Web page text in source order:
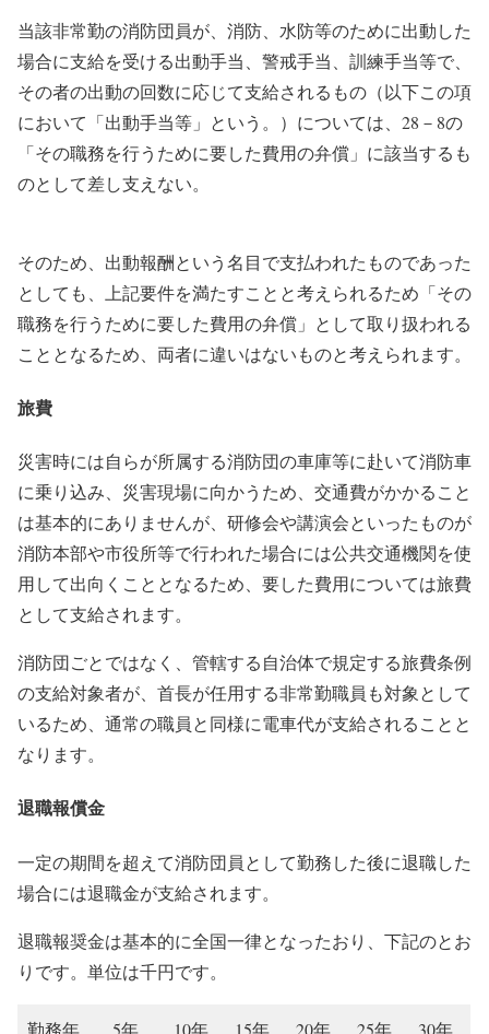
当該非常勤の消防団員が、消防、水防等のために出動した
場合に支給を受ける出動手当、警戒手当、訓練手当等で、
その者の出動の回数に応じて支給されるもの（以下この項
において「出動手当等」という。）については、28－8の
「その職務を行うために要した費用の弁償」に該当するも
のとして差し支えない。
そのため、出動報酬という名目で支払われたものであった
としても、上記要件を満たすことと考えられるため「その
職務を行うために要した費用の弁償」として取り扱われる
こととなるため、両者に違いはないものと考えられます。
旅費
災害時には自らが所属する消防団の車庫等に赴いて消防車
に乗り込み、災害現場に向かうため、交通費がかかること
は基本的にありませんが、研修会や講演会といったものが
消防本部や市役所等で行われた場合には公共交通機関を使
用して出向くこととなるため、要した費用については旅費
として支給されます。
消防団ごとではなく、管轄する自治体で規定する旅費条例
の支給対象者が、首長が任用する非常勤職員も対象として
いるため、通常の職員と同様に電車代が支給されることと
なります。
退職報償金
一定の期間を超えて消防団員として勤務した後に退職した
場合には退職金が支給されます。
退職報奨金は基本的に全国一律となったおり、下記のとお
りです。単位は千円です。
勤務年 5年 10年 15年 20年 25年 30年